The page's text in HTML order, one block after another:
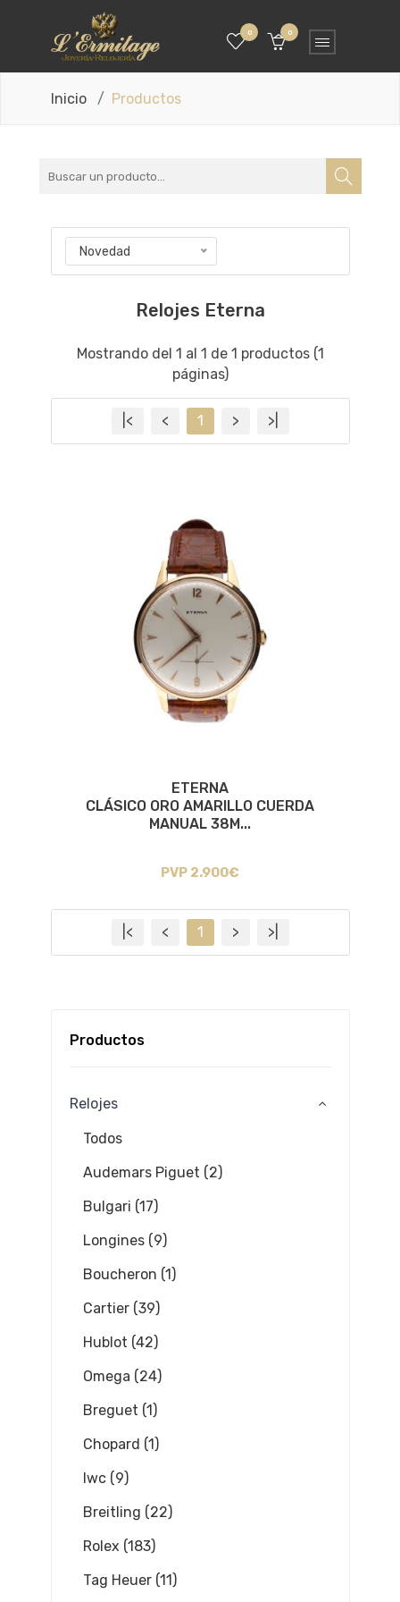
0 0
Inicio Productos
Productos
Relojes
Todos
Audemars Piguet (2)
Bulgari (17)
Longines (9)
Boucheron (1)
Cartier (39)
Hublot (42)
Omega (24)
Breguet (1)
Chopard (1)
Iwc (9)
Breitling (22)
Rolex (183)
Tag Heuer (11)
Novedad
Relojes Eterna
Mostrando del 1 al 1 de 1 productos (1
páginas)
|< < 1 > >|
ETERNA
CLÁSICO ORO AMARILLO CUERDA
MANUAL 38M...
PVP 2.900€
|< < 1 > >|